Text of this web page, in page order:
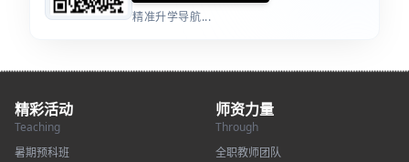
精准升学导航...
精彩活动
Teaching
暑期预科班
师资力量
Through
全职教师团队